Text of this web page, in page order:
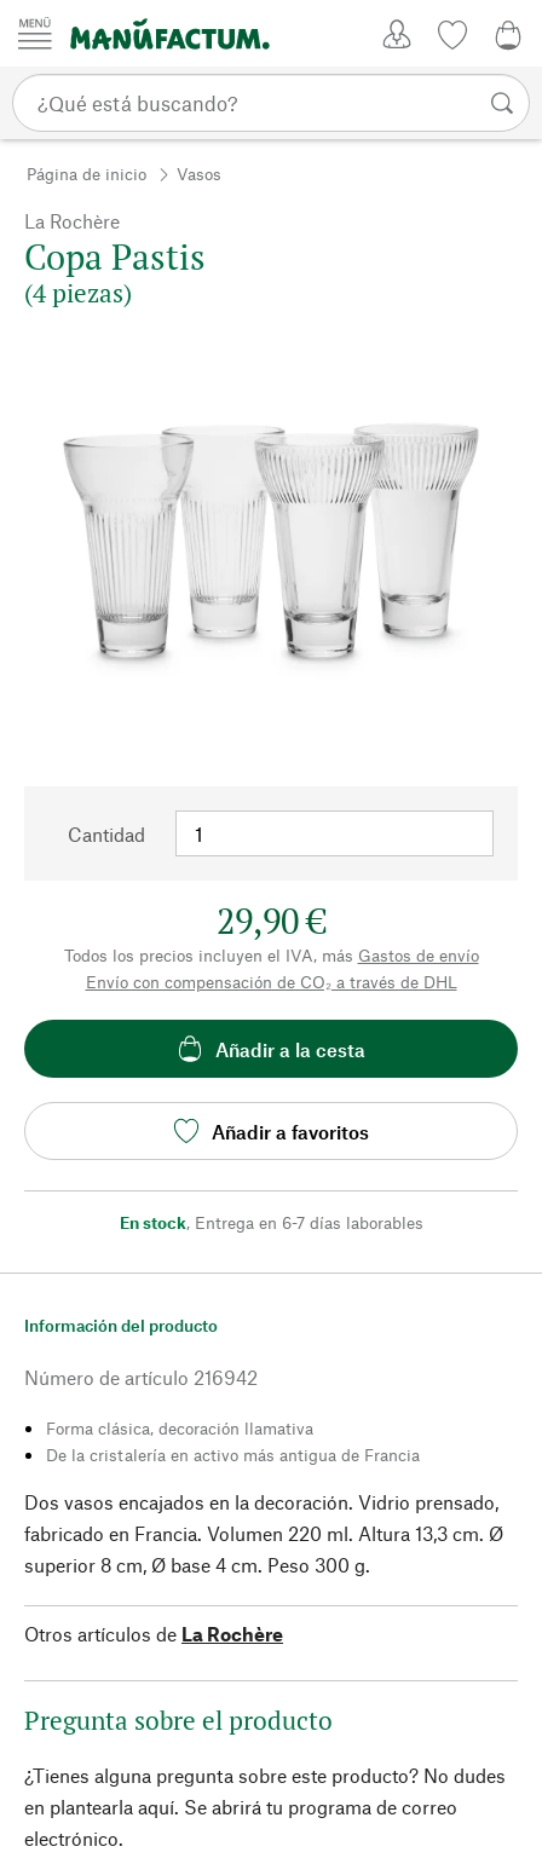
Ir al contenido
Página de inicio Vasos
La Rochère
Copa Pastis
(4 piezas)
Cantidad
29,90 €
Todos los precios incluyen el IVA, más Gastos de envío
Envío con compensación de CO₂ a través de DHL
Añadir a la cesta
Añadir a favoritos
En stock, Entrega en 6-7 días laborables
Información del producto
Número de artículo 216942
Forma clásica, decoración llamativa
De la cristalería en activo más antigua de Francia
Dos vasos encajados en la decoración. Vidrio prensado,
fabricado en Francia. Volumen 220 ml. Altura 13,3 cm. Ø
superior 8 cm, Ø base 4 cm. Peso 300 g.
Otros artículos de La Rochère
Pregunta sobre el producto
¿Tienes alguna pregunta sobre este producto? No dudes
en plantearla aquí. Se abrirá tu programa de correo
electrónico.